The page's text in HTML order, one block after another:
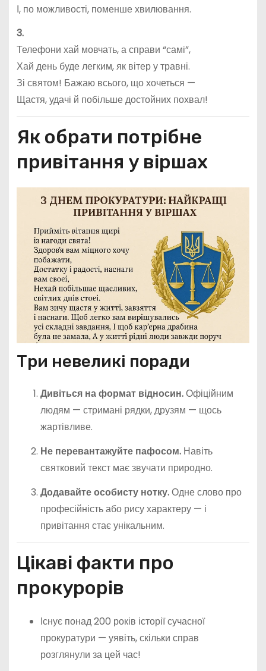
І, по можливості, поменше хвилювання.
3.
Телефони хай мовчать, а справи “самі”,
Хай день буде легким, як вітер у травні.
Зі святом! Бажаю всього, що хочеться —
Щастя, удачі й побільше достойних похвал!
Як обрати потрібне
привітання у віршах
Три невеликі поради
Дивіться на формат відносин.Офіційним
людям — стримані рядки, друзям — щось
жартівливе.
Не перевантажуйте пафосом.Навіть
святковий текст має звучати природно.
Додавайте особисту нотку.Одне слово про
професійність або рису характеру — і
привітання стає унікальним.
Цікаві факти про
прокурорів
Існує понад 200 років історії сучасної
прокуратури — уявіть, скільки справ
розглянули за цей час!